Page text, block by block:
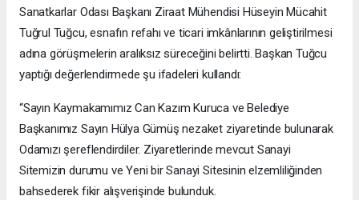
Sanatkarlar Odası Başkanı Ziraat Mühendisi Hüseyin Mücahit
Tuğrul Tuğcu, esnafın refahı ve ticari imkânlarının geliştirilmesi
adına görüşmelerin aralıksız süreceğini belirtti. Başkan Tuğcu
yaptığı değerlendirmede şu ifadeleri kullandı:
“Sayın Kaymakamımız Can Kazım Kuruca ve Belediye
Başkanımız Sayın Hülya Gümüş nezaket ziyaretinde bulunarak
Odamızı şereflendirdiler. Ziyaretlerinde mevcut Sanayi
Sitemizin durumu ve Yeni bir Sanayi Sitesinin elzemliliğinden
bahsederek fikir alışverişinde bulunduk.